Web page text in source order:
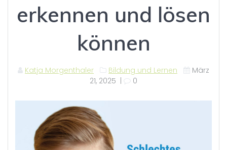
erkennen und lösen
können
Katja Morgenthaler Bildung und Lernen
März
21, 2025 | 0